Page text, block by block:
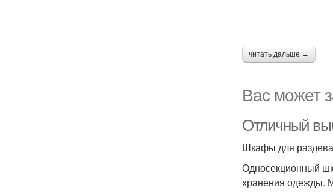
читать дальше →
Вас может
Отличный
Шкафы для
Односекционный
хранения одежды.